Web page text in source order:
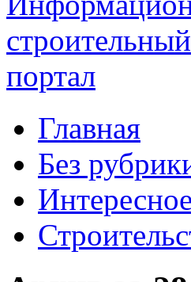
Главная
Без
Интересное